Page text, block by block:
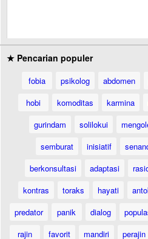
★ Pencarian populer
fobia psikolog abdomen
hobi
komoditas karmina
gurindam
solilokui
semburat
inisiatif
berkonsultasi
adaptasi
kontras
toraks hayati
predator
panik dialog
rajin
favorit mandiri perajin